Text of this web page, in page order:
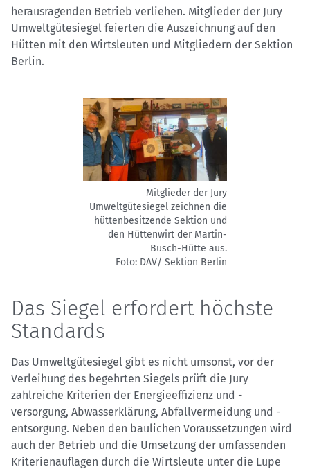
herausragenden Betrieb verliehen. Mitglieder der Jury
Umweltgütesiegel feierten die Auszeichnung auf den
Hütten mit den Wirtsleuten und Mitgliedern der Sektion
Berlin.
Mitglieder der Jury
Umweltgütesiegel zeichnen die
hüttenbesitzende Sektion und
den Hüttenwirt der Martin-
Busch-Hütte aus.
Foto: DAV/ Sektion Berlin
Das Siegel erfordert höchste
Standards
Das Umweltgütesiegel gibt es nicht umsonst, vor der
Verleihung des begehrten Siegels prüft die Jury
zahlreiche Kriterien der Energieeffizienz und -
versorgung, Abwasserklärung, Abfallvermeidung und -
entsorgung. Neben den baulichen Voraussetzungen wird
auch der Betrieb und die Umsetzung der umfassenden
Kriterienauflagen durch die Wirtsleute unter die Lupe